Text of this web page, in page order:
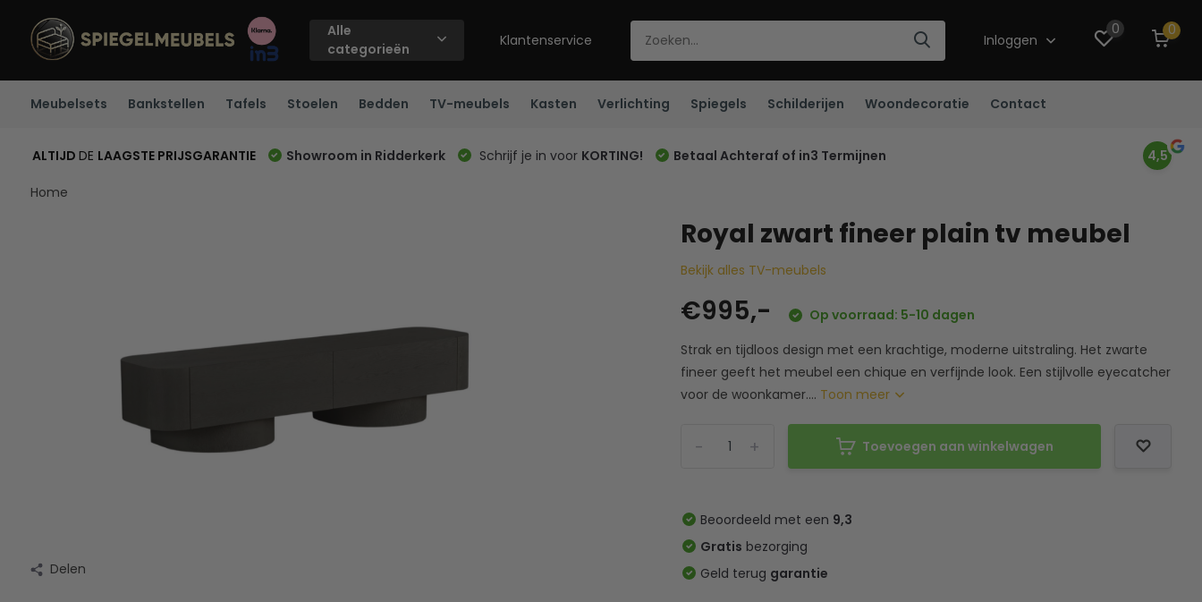
Alle
categorieën
Klantenservice Inloggen
0 0
Meubelsets Bankstellen Tafels Stoelen Bedden TV-meubels Kasten Verlichting Spiegels Schilderijen Woondecoratie Contact
ALTIJD DE LAAGSTE PRIJSGARANTIE Showroom in Ridderkerk Schrijf je in voor KORTING! Betaal Achteraf of in3 Termijnen 4,5
Home
Delen
Royal zwart fineer plain tv meubel
Bekijk alles TV-meubels
€995,-
Op voorraad: 5-10 dagen
Strak en tijdloos design met een krachtige, moderne uitstraling. Het zwarte
fineer geeft het meubel een chique en verfijnde look. Een stijlvolle eyecatcher
voor de woonkamer.... Toon meer
+
- Toevoegen aan winkelwagen
Beoordeeld met een 9,3
Gratis bezorging
Geld terug garantie